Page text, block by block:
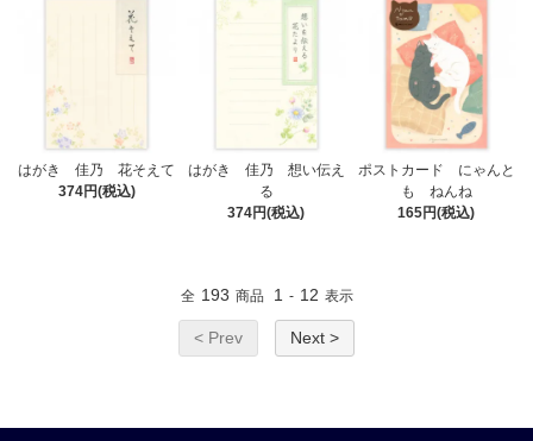
はがき 佳乃 花そえて
374円(税込)
はがき 佳乃 想い伝え
る
374円(税込)
ポストカード にゃんと
も ねんね
165円(税込)
全 193 商品 1 - 12 表示
< Prev Next >